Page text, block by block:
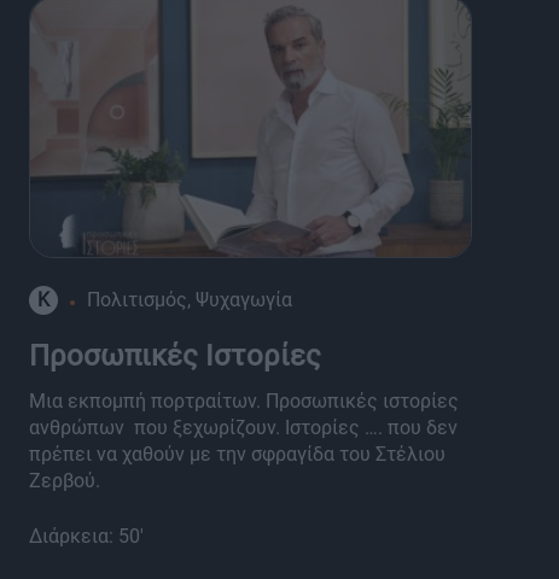
K Πολιτισμός, Ψυχαγωγία
Προσωπικές Ιστορίες
Μια εκπομπή πορτραίτων. Προσωπικές ιστορίες
ανθρώπων που ξεχωρίζουν. Ιστορίες …. που δεν
πρέπει να χαθούν με την σφραγίδα του Στέλιου
Ζερβού.
Διάρκεια: 50'